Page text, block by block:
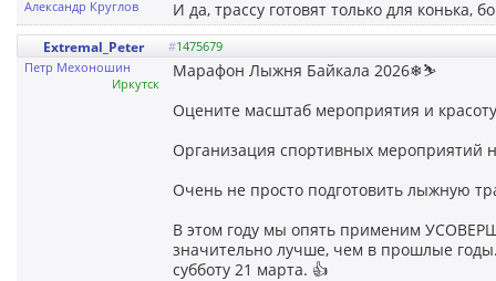
Александр Круглов И да, трассу готовят только для конька,
Extremal_Peter #1475679
Петр Мехоношин
Иркутск
Марафон Лыжня Байкала 2026❄⛷
Оцените масштаб мероприятия и
Организация спортивных мероприятий
Очень не просто подготовить лыжную
В этом году мы опять применим
значительно лучше, чем в прошлые
субботу 21 марта. 👍